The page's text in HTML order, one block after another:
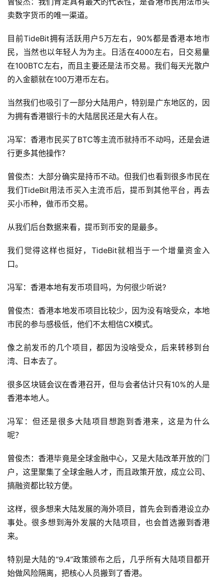
卖数字货币的唯一渠道。
目前TideBit拥有活跃用户5万左右，90%都是香港本地市
民，当然也以年轻人为为主。日活在4000左右，日交易量
在100BTC左右，而且主要还是法币交易。我们每天光散户
的入金额就在100万港币左右。
当然我们也吸引了一部分大陆用户，特别是广东地区的，因
为拥有香港银行卡的大陆居民还是大有人在。
冯军：香港市民买了BTC等主流币就持币不动吗，还是会进
行更多其他操作？
曾俊杰：大部分确实是持币不动。但我们也看到很多市民在
我们TideBit用法币买入主流币后，提币到其他平台，再去
买小币种，做币币交易。
从我们后台数据来看，提币到币安的是最多。
我们觉得这样也挺好，TideBit就相当于一个增量资金入
口。
冯军：香港本地有发币项目吗，为何很少听说?
曾俊杰：香港本地发币项目比较少，因为没有啥受众，本地
市民的参与感极低，他们不太相信CX模式。
像之前发币的几个项目，都因为没啥受众，后来转移到台
湾、日本去了。
很多区块链会议在香港召开，但与会者估计只有10%的人是
香港本地人。
冯军：但还是很多大陆项目想跑到香港来，这是为什么
呢？
曾俊杰：香港毕竟是全球金融中心，又是大陆改革开放的门
户，这里聚集了全球金融人才，而且政策开放，成立公司、
搞融资都比较方便。
这样，很多想来大陆发展的海外项目，首先会到香港设立办
事处。很多想到海外发展的大陆项目，也会首选搬到香港
来。
特别是大陆的“9.4”政策颁布之后，几乎所有大陆项目都开
始做风险隔离，把核心人员搬到了香港。